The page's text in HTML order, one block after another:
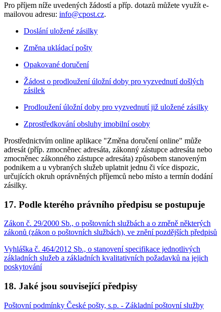
Pro příjem níže uvedených žádostí a příp. dotazů můžete využít e-
mailovou adresu: info@cpost.cz.
Doslání uložené zásilky
Změna ukládací pošty
Opakované doručení
Žádost o prodloužení úložní doby pro vyzvednutí došlých
zásilek
Prodloužení úložní doby pro vyzvednutí již uložené zásilky
Zprostředkování obsluhy imobilní osoby
Prostřednictvím online aplikace "Změna doručení online" může
adresát (příp. zmocněnec adresáta, zákonný zástupce adresáta nebo
zmocněnec zákonného zástupce adresáta) způsobem stanoveným
podnikem a u vybraných služeb uplatnit jednu či více dispozic,
určujících okruh oprávněných příjemců nebo místo a termín dodání
zásilky.
17. Podle kterého právního předpisu se postupuje
Zákon č. 29/2000 Sb., o poštovních službách a o změně některých
zákonů (zákon o poštovních službách), ve znění pozdějších předpisů
Vyhláška č. 464/2012 Sb., o stanovení specifikace jednotlivých
základních služeb a základních kvalitativních požadavků na jejich
poskytování
18. Jaké jsou související předpisy
Poštovní podmínky České pošty, s.p. - Základní poštovní služby